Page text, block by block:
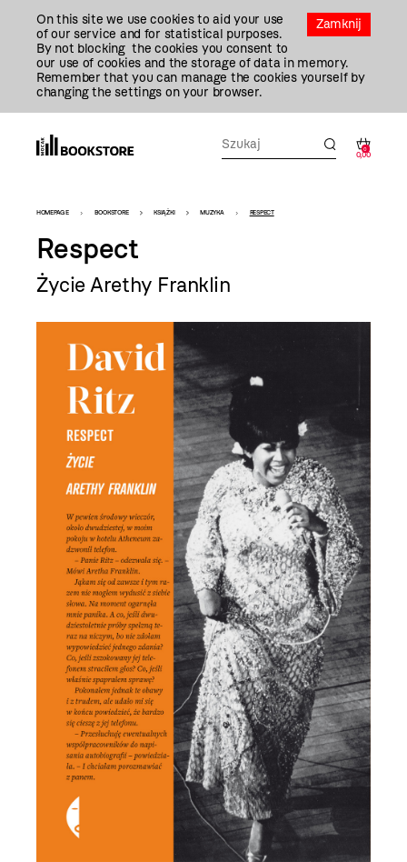
Zamknij
On this site we use cookies to aid your use
of our service and for statistical purposes.
By not blocking the cookies you consent to
our use of cookies and the storage of data in memory.
Remember that you can manage the cookies yourself by
changing the settings on your browser.
0
0,00
Bookstore
-
szablon
szczegóły
HOMEPAGE BOOKSTORE KSIĄŻKI MUZYKA RESPECT
Respect
Życie Arethy Franklin